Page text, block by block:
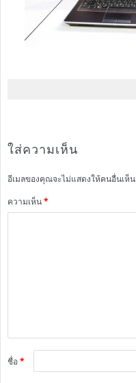
ใส่ความเห็น
อีเมลของคุณจะไม่แสดงให้คนอื่นเห็น
ความเห็น*
ชื่อ*